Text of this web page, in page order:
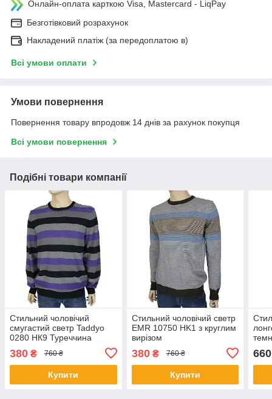
Онлайн-оплата карткою Visa, Mastercard - LiqPay
Безготівковий розрахунок
Накладений платіж (за передоплатою в)
Всі умови оплати
Умови повернення
Повернення товару впродовж 14 днів за рахунок покупця
Всі умови повернення
Подібні товари компанії
Стильний чоловічий
смугастий светр Taddyo
0280 НК9 Туреччина
380 ₴ 760 ₴
Купити
Стильний чоловічий светр
EMR 10750 HK1 з круглим
вирізом
380₴ 760 ₴
Купити
660